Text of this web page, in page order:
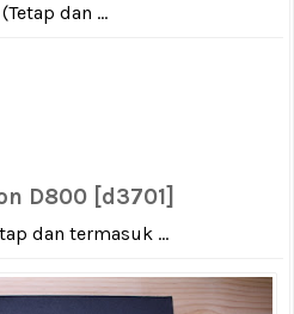
dan ...
D800 [d3701]
dan termasuk ...